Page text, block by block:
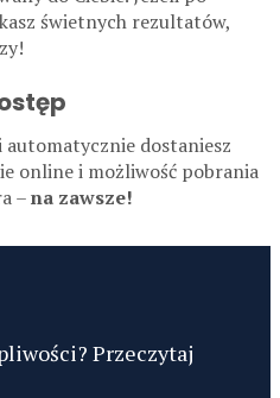
świetnych rezultatów,
dostaniesz
online i możliwość pobrania
–na zawsze!
Przeczytaj